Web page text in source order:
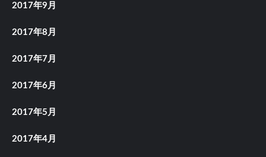
2017年9月
2017年8月
2017年7月
2017年6月
2017年5月
2017年4月